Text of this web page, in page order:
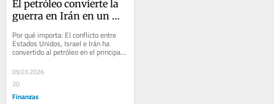
El petróleo convierte la
guerra en Irán en un
Por qué importa: El conflicto entre
Estados Unidos, Israel e Irán ha
convertido al petróleo en el principal
canal de transmisión económica de
la...
09.03.2026
20
Finanzas